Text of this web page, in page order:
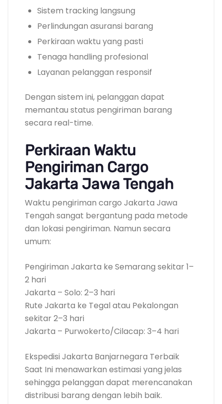
Sistem tracking langsung
Perlindungan asuransi barang
Perkiraan waktu yang pasti
Tenaga handling profesional
Layanan pelanggan responsif
Dengan sistem ini, pelanggan dapat
memantau status pengiriman barang
secara real-time.
Perkiraan Waktu
Pengiriman Cargo
Jakarta Jawa Tengah
Waktu pengiriman cargo Jakarta Jawa
Tengah sangat bergantung pada metode
dan lokasi pengiriman. Namun secara
umum:
Pengiriman Jakarta ke Semarang sekitar 1–
2 hari
Jakarta – Solo: 2–3 hari
Rute Jakarta ke Tegal atau Pekalongan
sekitar 2–3 hari
Jakarta – Purwokerto/Cilacap: 3–4 hari
Ekspedisi Jakarta Banjarnegara Terbaik
Saat Ini menawarkan estimasi yang jelas
sehingga pelanggan dapat merencanakan
distribusi barang dengan lebih baik.